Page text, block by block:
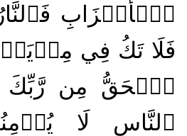
ٱلۡأَحۡزَابِ
فَلَا تَكُ فِي
ٱلۡحَقُّ مِن رَّبِّكَ
ٱلنَّاسِ لَا